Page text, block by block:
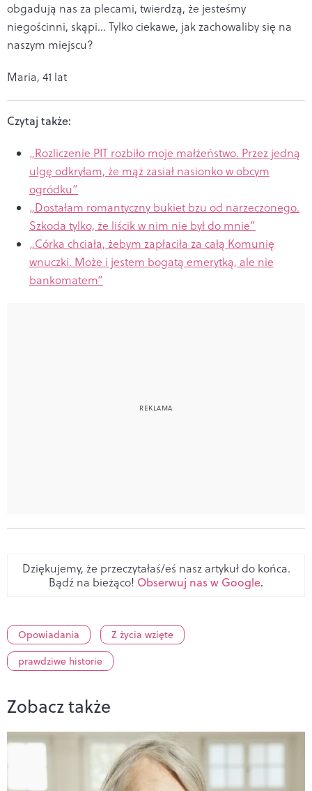
obgadują nas za plecami, twierdzą, że jesteśmy
niegościnni, skąpi… Tylko ciekawe, jak zachowaliby się na
naszym miejscu?
Maria, 41 lat
Czytaj także:
„Rozliczenie PIT rozbiło moje małżeństwo. Przez jedną
ulgę odkryłam, że mąż zasiał nasionko w obcym
ogródku”
„Dostałam romantyczny bukiet bzu od narzeczonego.
Szkoda tylko, że liścik w nim nie był do mnie”
„Córka chciała, żebym zapłaciła za całą Komunię
wnuczki. Może i jestem bogatą emerytką, ale nie
bankomatem”
Dziękujemy, że przeczytałaś/eś nasz artykuł do końca.
Bądź na bieżąco! Obserwuj nas w Google.
Opowiadania
Z życia wzięte
prawdziwe historie
Zobacz także